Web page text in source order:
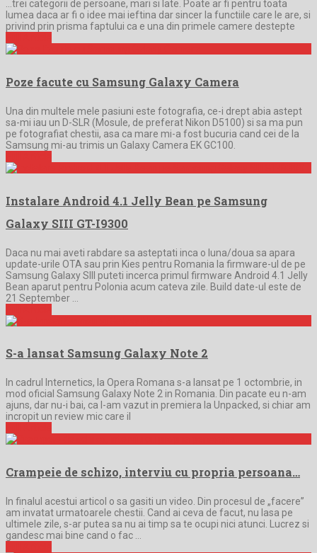
…trei categorii de persoane, mari si late. Poate ar fi pentru toata
lumea daca ar fi o idee mai ieftina dar sincer la functiile care le are, si
privind prin prisma faptului ca e una din primele camere destepte
Poze facute cu Samsung Galaxy Camera
Una din multele mele pasiuni este fotografia, ce-i drept abia astept
sa-mi iau un D-SLR (Mosule, de preferat Nikon D5100) si sa ma pun
pe fotografiat chestii, asa ca mare mi-a fost bucuria cand cei de la
Samsung mi-au trimis un Galaxy Camera EK GC100.
Instalare Android 4.1 Jelly Bean pe Samsung
Galaxy SIII GT-I9300
Daca nu mai aveti rabdare sa asteptati inca o luna/doua sa apara
update-urile OTA sau prin Kies pentru Romania la firmware-ul de pe
Samsung Galaxy SIII puteti incerca primul firmware Android 4.1 Jelly
Bean aparut pentru Polonia acum cateva zile. Build date-ul este de
21 September …
S-a lansat Samsung Galaxy Note 2
In cadrul Internetics, la Opera Romana s-a lansat pe 1 octombrie, in
mod oficial Samsung Galaxy Note 2 in Romania. Din pacate eu n-am
ajuns, dar nu-i bai, ca l-am vazut in premiera la Unpacked, si chiar am
incropit un review mic care il
Crampeie de schizo, interviu cu propria persoana…
In finalul acestui articol o sa gasiti un video. Din procesul de „facere”
am invatat urmatoarele chestii. Cand ai ceva de facut, nu lasa pe
ultimele zile, s-ar putea sa nu ai timp sa te ocupi nici atunci. Lucrez si
gandesc mai bine cand o fac …